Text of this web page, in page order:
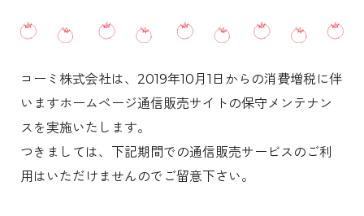
コーミ株式会社は、2019年10月1日からの消費増税に伴
いますホームページ通信販売サイトの保守メンテナン
スを実施いたします。
つきましては、下記期間での通信販売サービスのご利
用はいただけませんのでご留意下さい。